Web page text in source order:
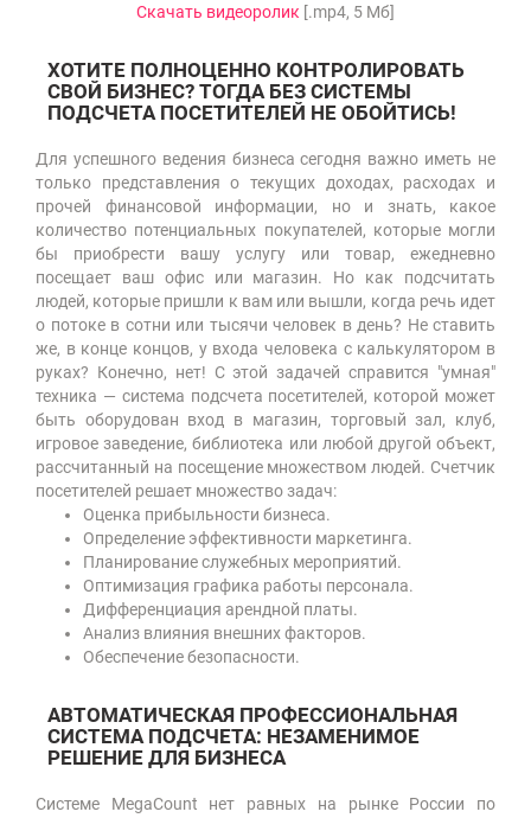
Скачать видеоролик [.mp4, 5 Mб]
ХОТИТЕ ПОЛНОЦЕННО КОНТРОЛИРОВАТЬ
СВОЙ БИЗНЕС? ТОГДА БЕЗ СИСТЕМЫ
ПОДСЧЕТА ПОСЕТИТЕЛЕЙ НЕ ОБОЙТИСЬ!
Для успешного ведения бизнеса сегодня важно иметь не
только представления о текущих доходах, расходах и
прочей финансовой информации, но и знать, какое
количество потенциальных покупателей, которые могли
бы приобрести вашу услугу или товар, ежедневно
посещает ваш офис или магазин. Но как подсчитать
людей, которые пришли к вам или вышли, когда речь идет
о потоке в сотни или тысячи человек в день? Не ставить
же, в конце концов, у входа человека с калькулятором в
руках? Конечно, нет! С этой задачей справится "умная"
техника — система подсчета посетителей, которой может
быть оборудован вход в магазин, торговый зал, клуб,
игровое заведение, библиотека или любой другой объект,
рассчитанный на посещение множеством людей. Счетчик
посетителей решает множество задач:
Оценка прибыльности бизнеса.
Определение эффективности маркетинга.
Планирование служебных мероприятий.
Оптимизация графика работы персонала.
Дифференциация арендной платы.
Анализ влияния внешних факторов.
Обеспечение безопасности.
АВТОМАТИЧЕСКАЯ ПРОФЕССИОНАЛЬНАЯ
СИСТЕМА ПОДСЧЕТА: НЕЗАМЕНИМОЕ
РЕШЕНИЕ ДЛЯ БИЗНЕСА
Системе MegaCount нет равных на рынке России по